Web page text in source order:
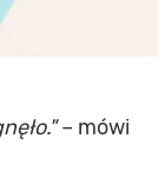
– mówi